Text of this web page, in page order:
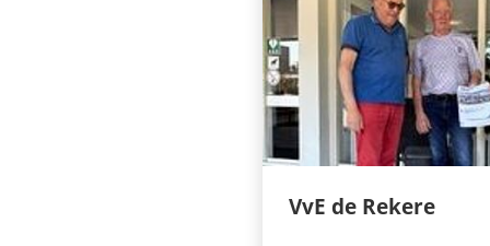
VvE de Rekere